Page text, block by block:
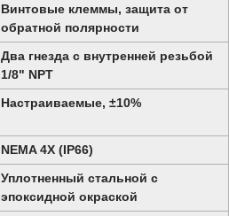
Винтовые клеммы, защита от
обратной полярности
Два гнезда с внутренней резьбой
1/8" NPT
Настраиваемые, ±10%
NEMA 4X (IP66)
Уплотненный стальной с
эпоксидной окраской